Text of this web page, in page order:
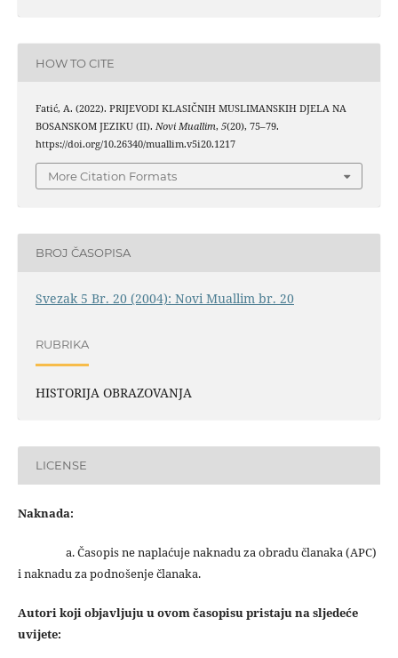
HOW TO CITE
Fatić, A. (2022). PRIJEVODI KLASIČNIH MUSLIMANSKIH DJELA NA
BOSANSKOM JEZIKU (II). Novi Muallim, 5(20), 75–79.
https://doi.org/10.26340/muallim.v5i20.1217
More Citation Formats
BROJ ČASOPISA
Svezak 5 Br. 20 (2004): Novi Muallim br. 20
RUBRIKA
HISTORIJA OBRAZOVANJA
LICENSE
Naknada:
a. Časopis ne naplaćuje naknadu za obradu članaka (APC)
i naknadu za podnošenje članaka.
Autori koji objavljuju u ovom časopisu pristaju na sljedeće
uvijete: